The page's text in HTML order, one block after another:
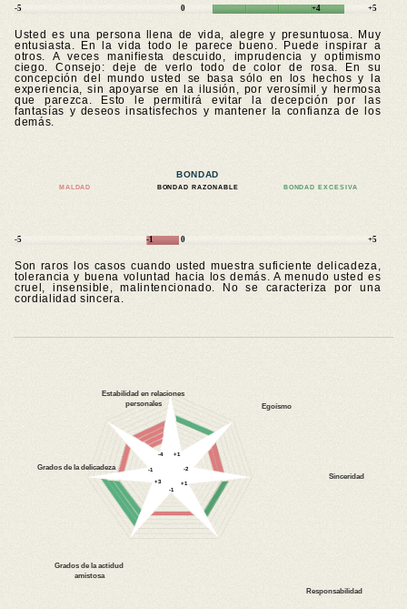
-5 0 +4 +5
Usted es una persona llena de vida, alegre y presuntuosa. Muy
entusiasta. En la vida todo le parece bueno. Puede inspirar a
otros. A veces manifiesta descuido, imprudencia y optimismo
ciego. Consejo: deje de verlo todo de color de rosa. En su
concepción del mundo usted se basa sólo en los hechos y la
experiencia, sin apoyarse en la ilusión, por verosímil y hermosa
que parezca. Esto le permitirá evitar la decepción por las
fantasías y deseos insatisfechos y mantener la confianza de los
demás.
BONDAD
MALDAD BONDAD RAZONABLE BONDAD EXCESIVA
-5 -1 0 +5
Son raros los casos cuando usted muestra suficiente delicadeza,
tolerancia y buena voluntad hacia los demás. A menudo usted es
cruel, insensible, malintencionado. No se caracteriza por una
cordialidad sincera.